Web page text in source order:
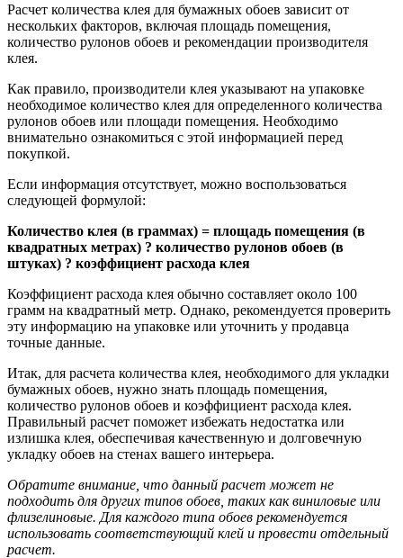
Расчет количества клея для бумажных обоев зависит от
нескольких факторов, включая площадь помещения,
количество рулонов обоев и рекомендации производителя
клея.
Как правило, производители клея указывают на упаковке
необходимое количество клея для определенного количества
рулонов обоев или площади помещения. Необходимо
внимательно ознакомиться с этой информацией перед
покупкой.
Если информация отсутствует, можно воспользоваться
следующей формулой:
Количество клея (в граммах) = площадь помещения (в
квадратных метрах) ? количество рулонов обоев (в
штуках) ? коэффициент расхода клея
Коэффициент расхода клея обычно составляет около 100
грамм на квадратный метр. Однако, рекомендуется проверить
эту информацию на упаковке или уточнить у продавца
точные данные.
Итак, для расчета количества клея, необходимого для укладки
бумажных обоев, нужно знать площадь помещения,
количество рулонов обоев и коэффициент расхода клея.
Правильный расчет поможет избежать недостатка или
излишка клея, обеспечивая качественную и долговечную
укладку обоев на стенах вашего интерьера.
Обратите внимание, что данный расчет может не
подходить для других типов обоев, таких как виниловые или
флизелиновые. Для каждого типа обоев рекомендуется
использовать соответствующий клей и провести отдельный
расчет.